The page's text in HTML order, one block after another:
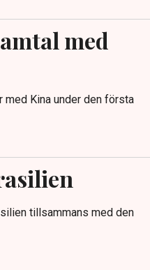
med
med Kina under den första
tillsammans med den